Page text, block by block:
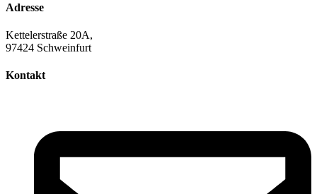
Adresse
Kettelerstraße 20A,
97424 Schweinfurt
Kontakt